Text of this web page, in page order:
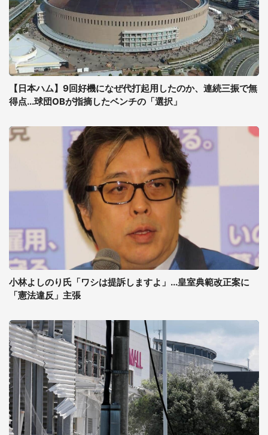
【日本ハム】9回好機になぜ代打起用したのか、連続三振で無
得点...球団OBが指摘したベンチの「選択」
小林よしのり氏「ワシは提訴しますよ」...皇室典範改正案に
「憲法違反」主張